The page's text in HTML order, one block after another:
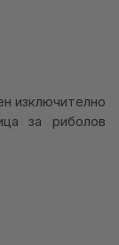
изключително
за риболов